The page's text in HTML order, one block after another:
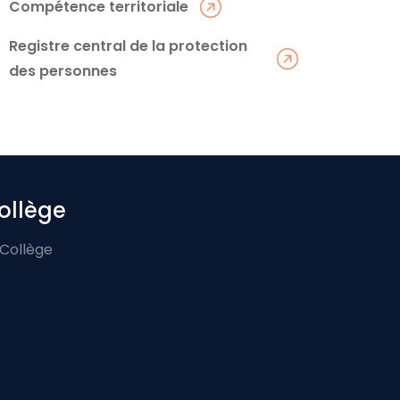
Compétence territoriale
Registre central de la protection
des personnes